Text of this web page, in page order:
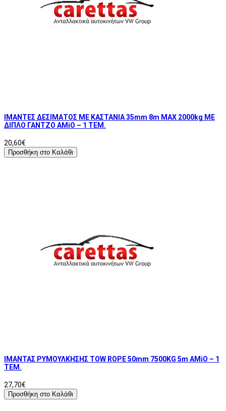
ΙΜΑΝΤΕΣ ΔΕΣΙΜΑΤΟΣ ΜΕ ΚΑΣΤΑΝΙΑ 35mm 8m MAX 2000kg ΜΕ
ΔΙΠΛΟ ΓΑΝΤΖΟ AMiO – 1 ΤΕΜ.
20,60€
Προσθήκη στο Καλάθι
ΙΜΑΝΤΑΣ ΡΥΜΟΥΛΚΗΣΗΣ TOW ROPE 50mm 7500KG 5m AMiO – 1
ΤΕΜ.
27,70€
Προσθήκη στο Καλάθι